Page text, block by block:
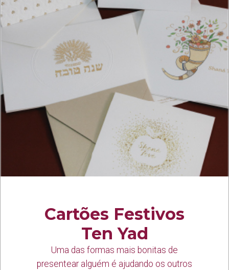
Cartões Festivos
Ten Yad
Uma das formas mais bonitas de
presentear alguém é ajudando os outros